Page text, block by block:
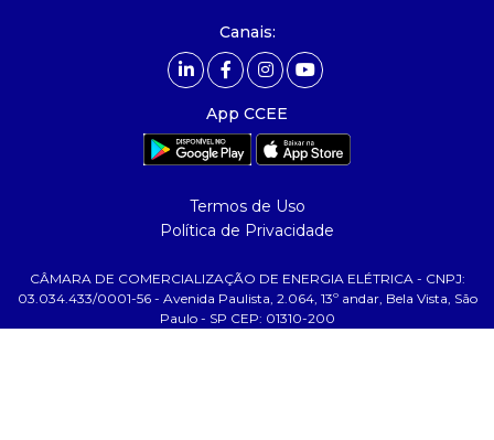
ajuda
Canais:
App CCEE
Termos de Uso
Política de Privacidade
CÂMARA DE COMERCIALIZAÇÃO DE ENERGIA ELÉTRICA - CNPJ:
03.034.433/0001-56 - Avenida Paulista, 2.064, 13º andar, Bela Vista, São
Paulo - SP CEP: 01310-200